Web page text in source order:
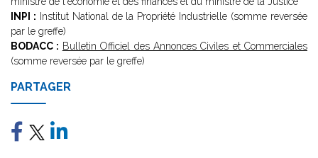
INPI : Institut National de la Propriété Industrielle (somme reversée
par le greffe)
BODACC : Bulletin Officiel des Annonces Civiles et Commerciales
(somme reversée par le greffe)
PARTAGER